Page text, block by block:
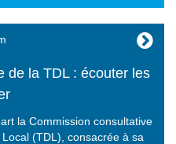
de la TDL : écouter les
la Commission consultative
(TDL), consacrée à sa